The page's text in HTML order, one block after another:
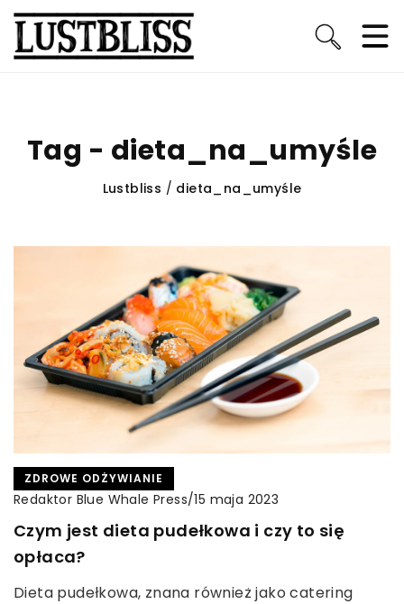
Tag - dieta_na_umyśle
Lustbliss / dieta_na_umyśle
ZDROWE ODŻYWIANIE
Redaktor Blue Whale Press/15 maja 2023
Czym jest dieta pudełkowa i czy to się
opłaca?
Dieta pudełkowa, znana również jako catering